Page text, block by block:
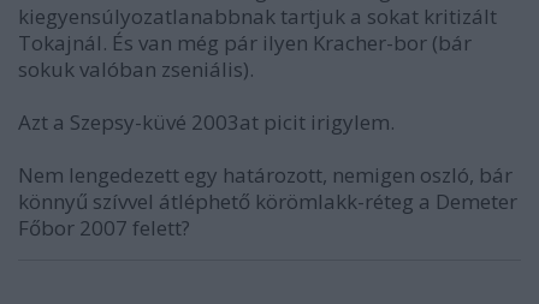
kiegyensúlyozatlanabbnak tartjuk a sokat kritizált
Tokajnál. És van még pár ilyen Kracher-bor (bár
sokuk valóban zseniális).
Azt a Szepsy-küvé 2003at picit irigylem.
Nem lengedezett egy határozott, nemigen oszló, bár
könnyű szívvel átléphető körömlakk-réteg a Demeter
Főbor 2007 felett?